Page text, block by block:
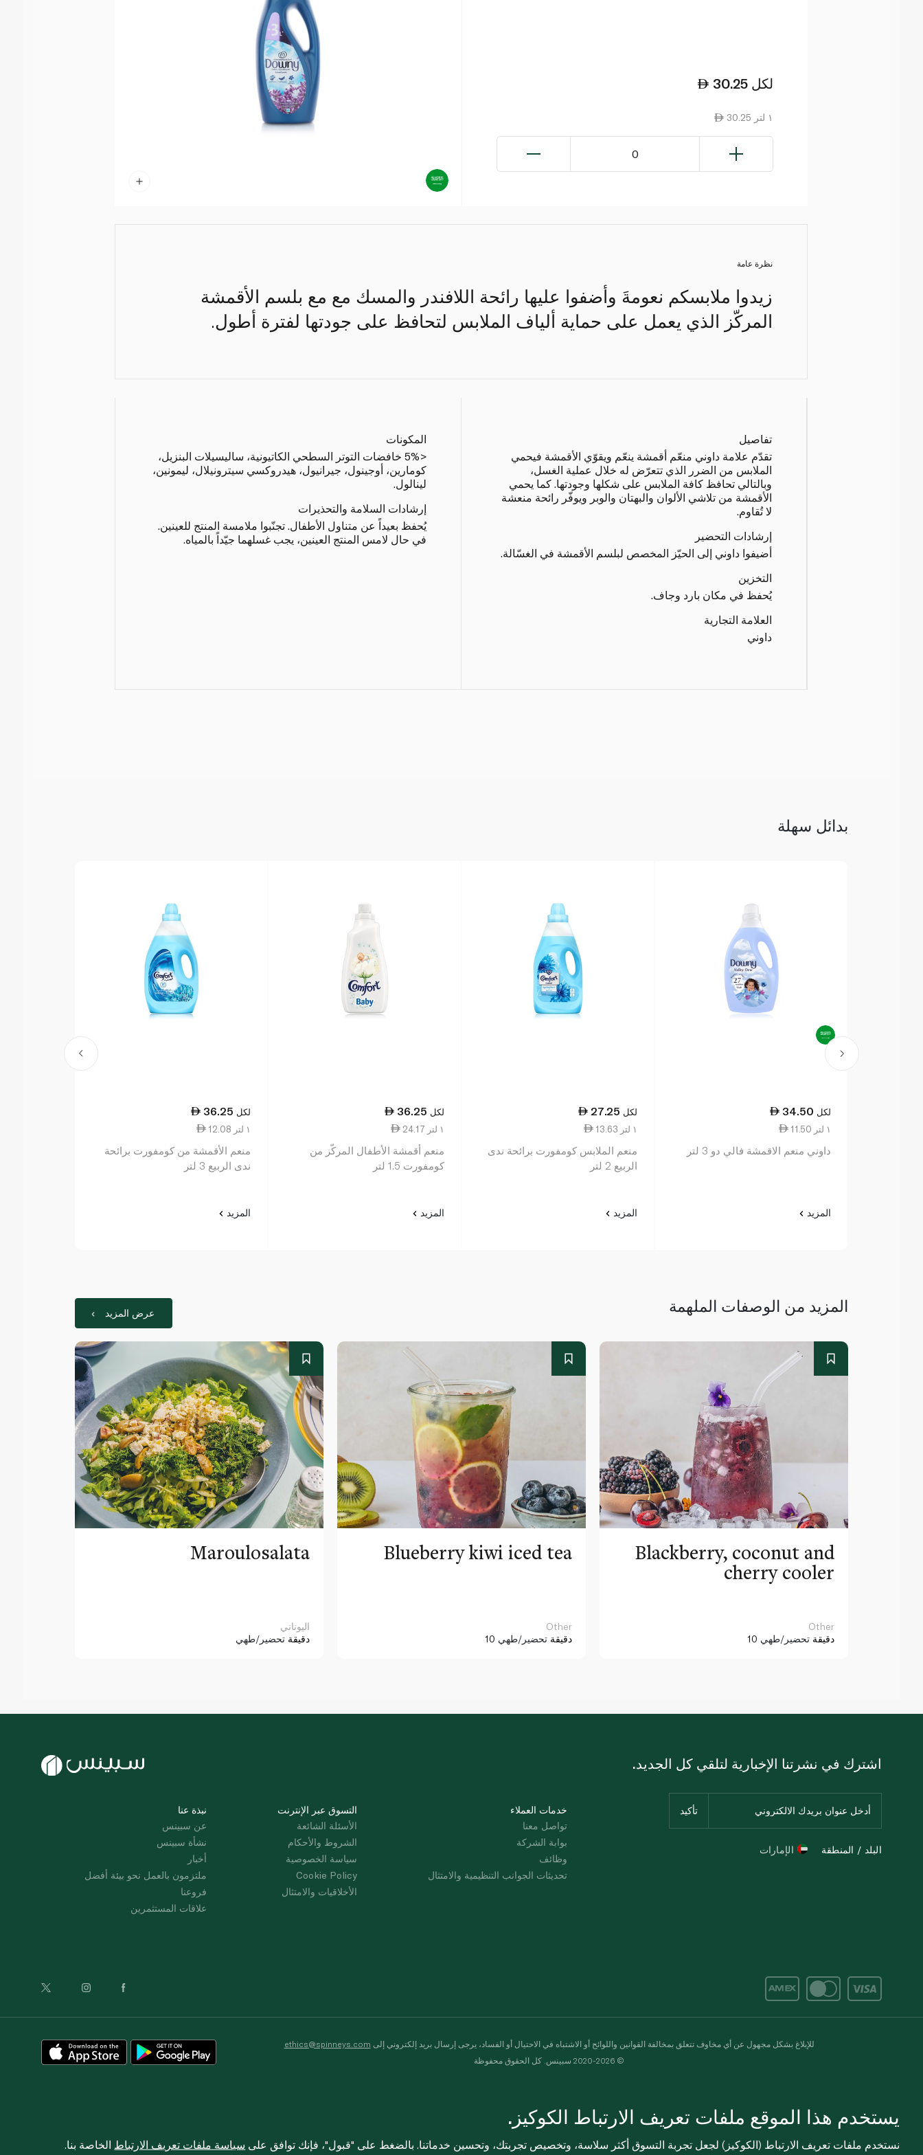
30.25 لكل
30.25 ١ لتر
0
نظرة عامة
زيدوا ملابسكم نعومةَ وأضفوا عليها رائحة اللافندر والمسك مع مع بلسم الأقمشة
المركّز الذي يعمل على حماية ألياف الملابس لتحافظ على جودتها لفترة أطول.
تفاصيل
تقدّم علامة داوني منعّم أقمشة ينعّم ويقوّي الأقمشة فيحمي
الملابس من الضرر الذي تتعرّض له خلال عملية الغسل،
وبالتالي تحافظ كافة الملابس على شكلها وجودتها. كما يحمي
الأقمشة من تلاشي الألوان والبهتان والوبر ويوفّر رائحة منعشة
لا تُقاوم.
إرشادات التحضير
أضيفوا داوني إلى الحيّز المخصص لبلسم الأقمشة في الغسّالة.
التخزين
يُحفظ في مكان بارد وجاف.
العلامة التجارية
داوني
المكونات
<5% خافضات التوتر السطحي الكاتيونية، ساليسيلات البنزيل،
كومارين، أوجينول، جيرانيول، هيدروكسي سيترونيلال، ليمونين،
لينالول.
إرشادات السلامة والتحذيرات
يُحفظ بعيداً عن متناول الأطفال. تجنّبوا ملامسة المنتج للعينين.
في حال لامس المنتج العينين، يجب غسلهما جيّداً بالمياه.
بدائل سهلة
34.50 لكل
11.50 ١ لتر
داوني منعم الاقمشة فالي دو 3 لتر
المزيد
27.25 لكل
13.63 ١ لتر
منعم الملابس كومفورت برائحة ندى
الربيع 2 لتر
المزيد
36.25 لكل
24.17 ١ لتر
منعم أقمشة الأطفال المركّز من
كومفورت 1.5 لتر
المزيد
36.25 لكل
12.08 ١ لتر
منعم الأقمشة من كومفورت برائحة
ندى الربيع 3 لتر
المزيد
المزيد من الوصفات الملهمة عرض المزيد
Maroulosalata
اليوناني
دقيقة تحضير/طهي
Blueberry kiwi iced tea
Other
10 دقيقة تحضير/طهي
Blackberry, coconut and
cherry cooler
Other
10 دقيقة تحضير/طهي
نبذة عنا
عن سبينس
نشأة سبينس
أخبار
ملتزمون بالعمل نحو بيئة أفضل
فروعنا
علاقات المستثمرين
التسوق عبر الإنترنت
الأسئلة الشائعة
الشروط والأحكام
سياسة الخصوصية
Cookie Policy
الأخلاقيات والامتثال
خدمات العملاء
تواصل معنا
بوابة الشركة
وظائف
تحديثات الجوانب التنظيمية والامتثال
اشترك في نشرتنا الإخبارية لتلقي كل الجديد.
البلد / المنطقة الإمارات
للإبلاغ بشكل مجهول عن أي مخاوف تتعلق بمخالفة القوانين واللوائح أو الاشتباه في الاحتيال أو الفساد، يرجى إرسال بريد إلكتروني إلى ethics@spinneys.com
© 2020-2026 سبينس. كل الحقوق محفوظة
يستخدم هذا الموقع ملفات تعريف الارتباط الكوكيز.
نستخدم ملفات تعريف الارتباط (الكوكيز) لجعل تجربة التسوق أكثر سلاسة، وتخصيص تجربتك، وتحسين خدماتنا. بالضغط على "قبول"، فإنك توافق على سياسة ملفات تعريف الارتباط الخاصة بنا.